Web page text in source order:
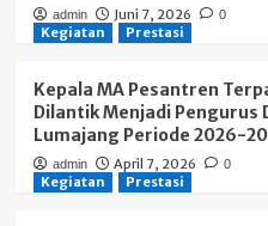
admin Juni 7, 2026 0
Kegiatan Prestasi
Kepala MA Pesantren
Dilantik Menjadi Pengurus
Lumajang Periode 2026-
admin April 7, 2026 0
Kegiatan Prestasi